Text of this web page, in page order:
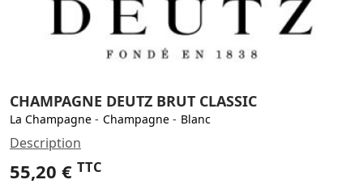
CHAMPAGNE DEUTZ BRUT CLASSIC
La Champagne - Champagne - Blanc
Description
55,20 € TTC